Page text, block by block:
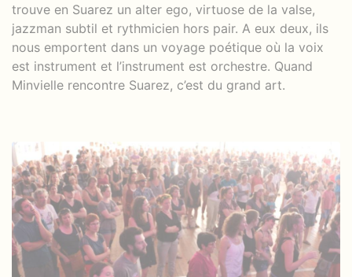
trouve en Suarez un alter ego, virtuose de la valse,
jazzman subtil et rythmicien hors pair. A eux deux, ils
nous emportent dans un voyage poétique où la voix
est instrument et l’instrument est orchestre. Quand
Minvielle rencontre Suarez, c’est du grand art.